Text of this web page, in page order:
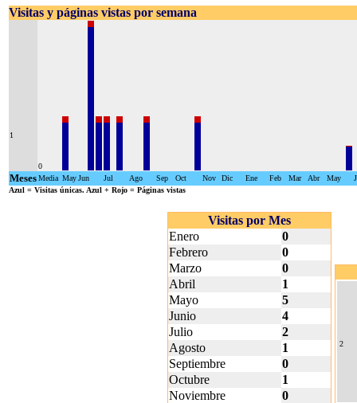
Visitas y páginas vistas por semana
1
0
MesesMedia MayJun Jul Ago Sep Oct Nov Dic Ene Feb Mar Abr May
Azul = Visitas únicas. Azul + Rojo = Páginas vistas
Visitas por Mes
Enero
0
Febrero
0
Marzo
0
Abril
1
Mayo
5
Junio
4
Julio
2
Agosto
1
Septiembre
0
Octubre
1
Noviembre
0
2